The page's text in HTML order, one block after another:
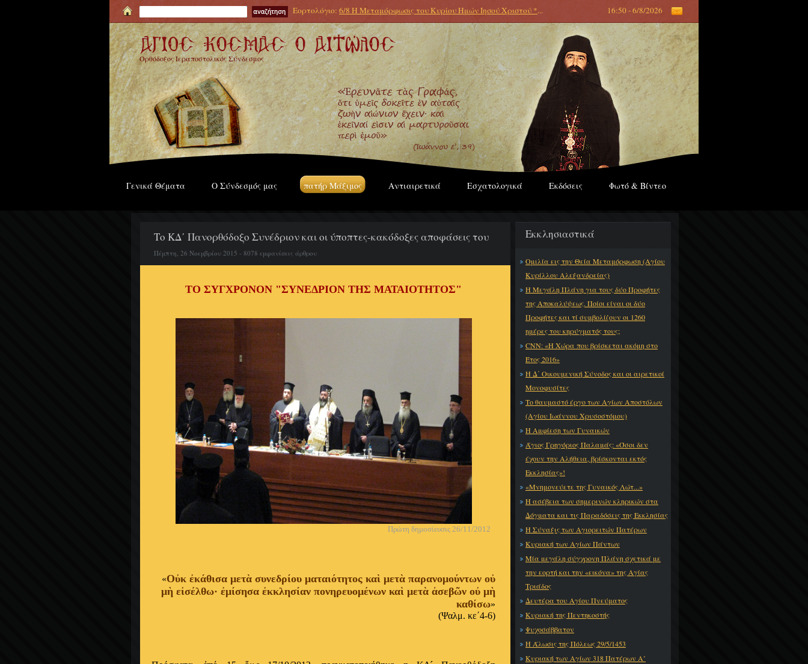
Εορτολόγιο: 6/8 Η Μεταμόρφωσις του Κυρίου Ημών Ιησού Χριστού *... 16:50 - 6/8/2026
Ορθόδοξος Ιεραποστολικός Σύνδεσμος
Γενικά Θέματα Ο Σύνδεσμός μας πατήρ Μάξιμος Αντιαιρετικά Εσχατολογικά Εκδόσεις Φωτό & Βίντεο
Εκκλησιαστικά
Ομιλία εις την Θεία Μεταμόρφωση (Αγίου
Κυρίλλου Αλεξανδρείας)
Η Μεγάλη Πλάνη για τους δύο Προφήτες
της Αποκαλύψεως. Ποίοι είναι οι δύο
Προφήτες και τί συμβολίζουν οι 1260
ημέρες του κηρύγματός τους;
CNN: «Η Χώρα που βρίσκεται ακόμη στο
Έτος 2016»
Η Δ΄ Οικουμενική Σύνοδος και οι αιρετικοί
Μονοφυσίτες
Το θαυμαστό έργο των Αγίων Αποστόλων
(Αγίου Ιωάννου Χρυσοστόμου)
Η Αμφίεση των Γυναικών
Άγιος Γρηγόριος Παλαμάς: «Όσοι δεν
έχουν την Αλήθεια, βρίσκονται εκτός
Εκκλησίας»!
«Μνημονεύετε της Γυναικός Λώτ...»
Η ασέβεια των σημερινών κληρικών στα
Δόγματα και τις Παραδόσεις της Εκκλησίας
Η Σύναξις των Αγιορειτών Πατέρων
Κυριακή των Αγίων Πάντων
Μία μεγάλη σύγχρονη Πλάνη σχετικά με
την εορτή και την «εικόνα» της Αγίας
Τριάδος
Δευτέρα του Αγίου Πνεύματος
Κυριακή της Πεντηκοστής
Ψυχοσάββατον
Η Άλωσις της Πόλεως 29/5/1453
Κυριακή των Αγίων 318 Πατέρων Α’
Το ΚΔ΄ Πανορθόδοξο Συνέδριον και οι ύποπτες-κακόδοξες αποφάσεις του
Πέμπτη, 26 Νοεμβρίου 2015 - 8078 εμφανίσεις άρθρου
ΤΟ ΣΥΓΧΡΟΝΟΝ "ΣΥΝΕΔΡΙΟΝ ΤΗΣ ΜΑΤΑΙΟΤΗΤΟΣ"
Πρώτη δημοσίευσις 26/11/2012
«Οὐκ ἐκάθισα μετὰ συνεδρίου ματαιότητος καὶ μετὰ παρανομούντων οὐ
μὴ εἰσέλθω· ἐμίσησα ἐκκλησίαν πονηρευομένων καὶ μετὰ ἀσεβῶν οὐ μὴ
καθίσω»
(Ψαλμ. κε΄4-6)